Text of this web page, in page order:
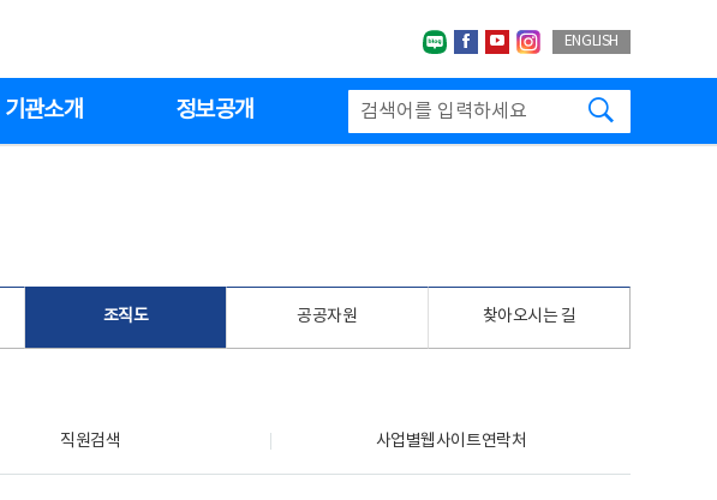
네이버블로그
페이스북
유투브인스타그랩
ENGLISH
기관소개 정보공개
조직도 공공자원 찾아오시는 길
직원검색 사업별웹사이트연락처